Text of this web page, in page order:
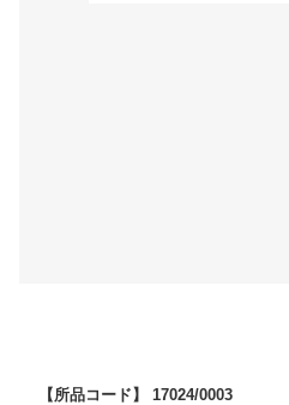
【所品コード】 17024/0003